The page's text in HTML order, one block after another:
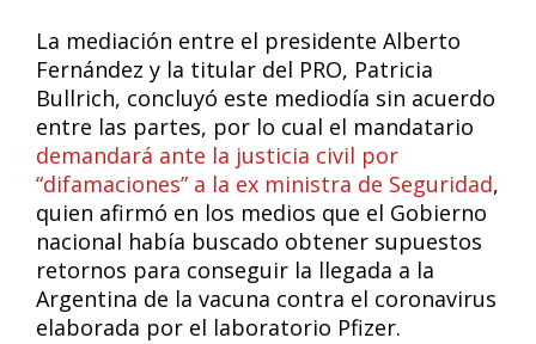
La mediación entre el presidente Alberto
Fernández y la titular del PRO, Patricia
Bullrich, concluyó este mediodía sin acuerdo
entre las partes, por lo cual el mandatario
demandará ante la justicia civil por
“difamaciones” a la ex ministra de Seguridad,
quien afirmó en los medios que el Gobierno
nacional había buscado obtener supuestos
retornos para conseguir la llegada a la
Argentina de la vacuna contra el coronavirus
elaborada por el laboratorio Pfizer.